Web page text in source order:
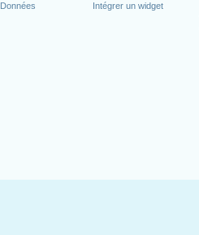
Données
Intégrer un widget